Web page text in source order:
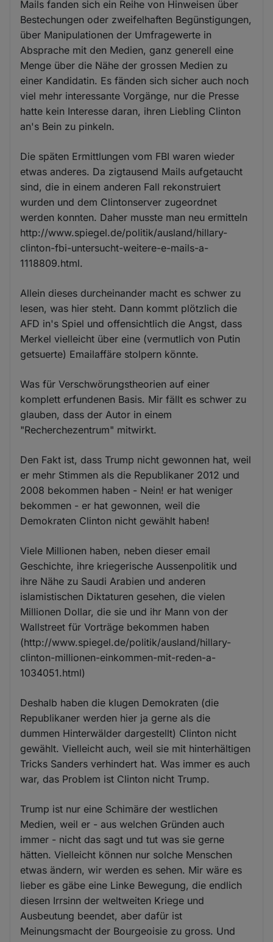
Mails fanden sich ein Reihe von Hinweisen über
Bestechungen oder zweifelhaften Begünstigungen,
über Manipulationen der Umfragewerte in
Absprache mit den Medien, ganz generell eine
Menge über die Nähe der grossen Medien zu
einer Kandidatin. Es fänden sich sicher auch noch
viel mehr interessante Vorgänge, nur die Presse
hatte kein Interesse daran, ihren Liebling Clinton
an's Bein zu pinkeln.
Die späten Ermittlungen vom FBI waren wieder
etwas anderes. Da zigtausend Mails aufgetaucht
sind, die in einem anderen Fall rekonstruiert
wurden und dem Clintonserver zugeordnet
werden konnten. Daher musste man neu ermitteln
http://www.spiegel.de/politik/ausland/hillary-
clinton-fbi-untersucht-weitere-e-mails-a-
1118809.html.
Allein dieses durcheinander macht es schwer zu
lesen, was hier steht. Dann kommt plötzlich die
AFD in's Spiel und offensichtlich die Angst, dass
Merkel vielleicht über eine (vermutlich von Putin
getsuerte) Emailaffäre stolpern könnte.
Was für Verschwörungstheorien auf einer
komplett erfundenen Basis. Mir fällt es schwer zu
glauben, dass der Autor in einem
"Recherchezentrum" mitwirkt.
Den Fakt ist, dass Trump nicht gewonnen hat, weil
er mehr Stimmen als die Republikaner 2012 und
2008 bekommen haben - Nein! er hat weniger
bekommen - er hat gewonnen, weil die
Demokraten Clinton nicht gewählt haben!
Viele Millionen haben, neben dieser email
Geschichte, ihre kriegerische Aussenpolitik und
ihre Nähe zu Saudi Arabien und anderen
islamistischen Diktaturen gesehen, die vielen
Millionen Dollar, die sie und ihr Mann von der
Wallstreet für Vorträge bekommen haben
(http://www.spiegel.de/politik/ausland/hillary-
clinton-millionen-einkommen-mit-reden-a-
1034051.html)
Deshalb haben die klugen Demokraten (die
Republikaner werden hier ja gerne als die
dummen Hinterwälder dargestellt) Clinton nicht
gewählt. Vielleicht auch, weil sie mit hinterhältigen
Tricks Sanders verhindert hat. Was immer es auch
war, das Problem ist Clinton nicht Trump.
Trump ist nur eine Schimäre der westlichen
Medien, weil er - aus welchen Gründen auch
immer - nicht das sagt und tut was sie gerne
hätten. Vielleicht können nur solche Menschen
etwas ändern, wir werden es sehen. Mir wäre es
lieber es gäbe eine Linke Bewegung, die endlich
diesen Irrsinn der weltweiten Kriege und
Ausbeutung beendet, aber dafür ist
Meinungsmacht der Bourgeoisie zu gross. Und